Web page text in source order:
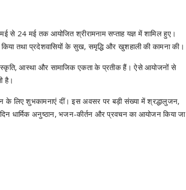
से 24 मई तक आयोजित श्रीरामनाम सप्ताह यज्ञ में शामिल हुए।
तथा प्रदेशवासियों के सुख, समृद्धि और खुशहाली की कामना की।
संस्कृति, आस्था और सामाजिक एकता के प्रतीक हैं। ऐसे आयोजनों से
है।
के लिए शुभकामनाएं दीं। इस अवसर पर बड़ी संख्या में श्रद्धालुजन,
धार्मिक अनुष्ठान, भजन-कीर्तन और प्रवचन का आयोजन किया जा